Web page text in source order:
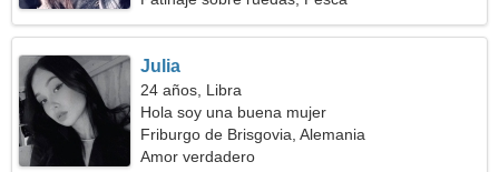
Julia
24 años, Libra
Hola soy una buena mujer
Friburgo de Brisgovia, Alemania
Amor verdadero